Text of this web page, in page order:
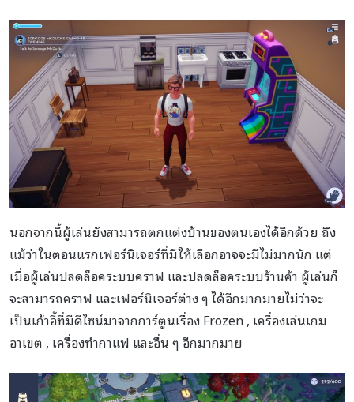
นอกจากนี้ผู้เล่นยังสามารถตกแต่งบ้านของตนเองได้อีกด้วย ถึง
แม้ว่าในตอนแรกเฟอร์นิเจอร์ที่มีให้เลือกอาจจะมีไม่มากนัก แต่
เมื่อผู้เล่นปลดล็อคระบบคราฟ และปลดล็อคระบบร้านค้า ผู้เล่นก็
จะสามารถคราฟ และเฟอร์นิเจอร์ต่าง ๆ ได้อีกมากมายไม่ว่าจะ
เป็นเก้าอี้ที่มีดีไซน์มาจากการ์ตูนเรื่อง Frozen , เครื่องเล่นเกม
อาเขต , เครื่องทำกาแฟ และอื่น ๆ อีกมากมาย